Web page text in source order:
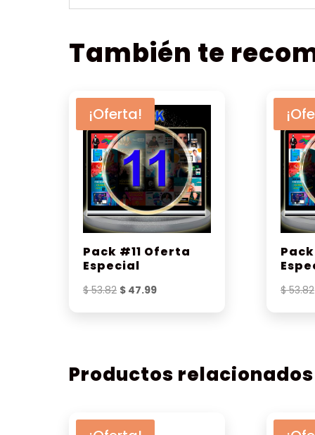
También te
¡Oferta!
Pack #11 Oferta
Especial
$53.82 El
$ 47.99El
$53.82
Productos relacionados